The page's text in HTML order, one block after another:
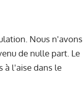
Nous n'avons
de nulle part. Le
à l'aise dans le